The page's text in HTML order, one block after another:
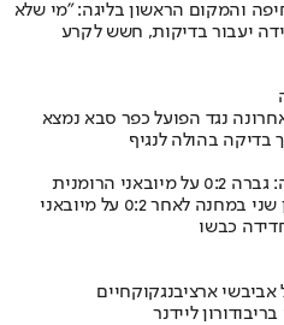
0:2 על הפועל חיפה והמקום הראשון בליגה: "מי שלא
יעבור בדיקות, חשש לקרע
נגד הפועל כפר סבא נמצא
בדיקה בהולה לנגיף
הרומנית
הכנה: סילבס וחניכיו סופרים ניצחון שני במחנה לאחר 0:2 על מיובאני
כבשו
אביבשי ארציבנגקוקחיים
בריבודורון ליידנר